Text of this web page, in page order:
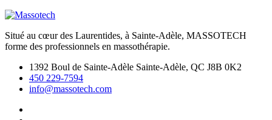
Situé au cœur des Laurentides, à Sainte-Adèle, MASSOTECH
forme des professionnels en massothérapie.
1392 Boul de Sainte-Adèle Sainte-Adèle, QC J8B 0K2
450 229-7594
info@massotech.com